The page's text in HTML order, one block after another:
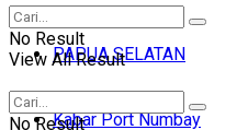
PAPUA SELATAN
Kabar Port Numbay
No Result
View All Result
No Result